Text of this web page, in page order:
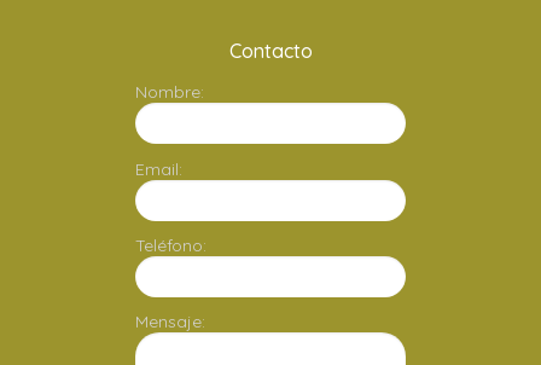
Contacto
Nombre:
Email:
Teléfono:
Mensaje: